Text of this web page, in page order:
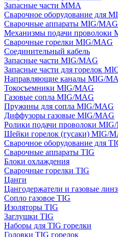
Запасные части MMA
Сварочное оборудование для
Сварочные аппараты MIG/MAG
Механизмы подачи проволоки
Сварочные горелки MIG/MAG
Соединительный кабель
Запасные части MIG/MAG
Запасные части для горелок
Направляющие каналы MIG/
Токосъемники MIG/MAG
Газовые сопла MIG/MAG
Пружины для сопла MIG/MAG
Диффузоры газовые MIG/MAG
Ролики подачи проволоки
Шейки горелок (гусаки) MIG/
Сварочное оборудование для
Сварочные аппараты TIG
Блоки охлаждения
Сварочные горелки TIG
Цанги
Цангодержатели и газовые
Сопло газовое TIG
Изоляторы TIG
Заглушки TIG
Наборы для TIG горелки
Головки TIG горелок